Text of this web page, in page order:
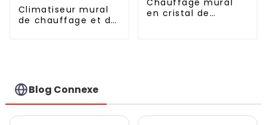
Climatiseur mural
de chauffage et de
Chauffage mural
en cristal de
Blog Connexe